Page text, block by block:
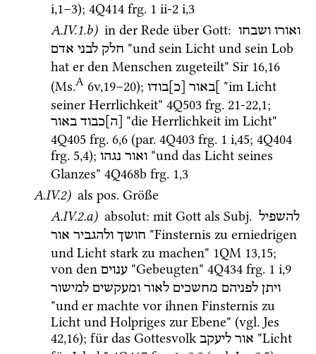
i,1–3); 4Q414 frg. 1 ii-2 i,3
A.IV.1.b) in der Rede über Gott: ואורו ושבחו
חלק לבני אדם
"und sein Licht und sein Lob
hat er den Menschen zugeteilt" Sir 16,16
(Ms.A 6v,19–20); ]באור [כ]בודו
"im Licht
seiner Herrlichkeit" 4Q503 frg. 21-22,1
[ה]כבוד באור
4Q405 frg. 6,6 (par. 4Q403 frg. 1 i,45; 4Q404
frg. 5,4); ואור נגהו
"und das Licht seines
Glanzes" 4Q468b frg. 1,3
A.IV.2) als pos. Größe
A.IV.2.a) absolut: mit Gott als Subj. להשפיל
חושך ולהגביר אור
"Finsternis zu erniedrigen
und Licht stark zu machen" 1QM 13,15;
von den ענוים "Gebeugten" 4Q434 frg. 1 i,9
ויתן לפניהם מחשכים לאור ומעקשים למישור
"und er machte vor ihnen Finsternis zu
Licht und Holpriges zur Ebene" (vgl. Jes
42,16); für das Gottesvolk אור ליעקב
"Licht